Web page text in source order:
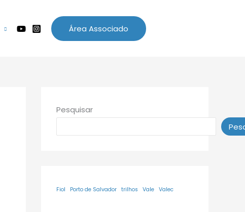
Área Associado
Pesquisar
Fiol Porto de Salvador trilhos Vale Valec